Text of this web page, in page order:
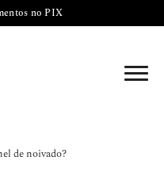
no PIX
de noivado?